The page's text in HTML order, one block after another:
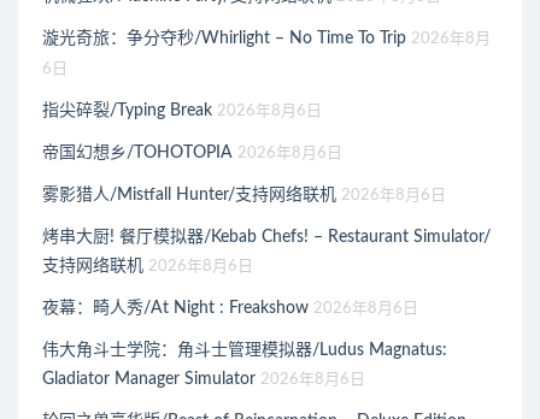
漩光奇旅：争分夺秒/Whirlight – No Time To Trip 2026年8月
6日
指尖碎裂/Typing Break 2026年8月6日
帝国幻想乡/TOHOTOPIA 2026年8月6日
雾影猎人/Mistfall Hunter/支持网络联机 2026年8月6日
烤串大厨! 餐厅模拟器/Kebab Chefs! – Restaurant Simulator/
支持网络联机 2026年8月6日
夜幕：畸人秀/At Night : Freakshow 2026年8月6日
伟大角斗士学院：角斗士管理模拟器/Ludus Magnatus:
Gladiator Manager Simulator 2026年8月6日